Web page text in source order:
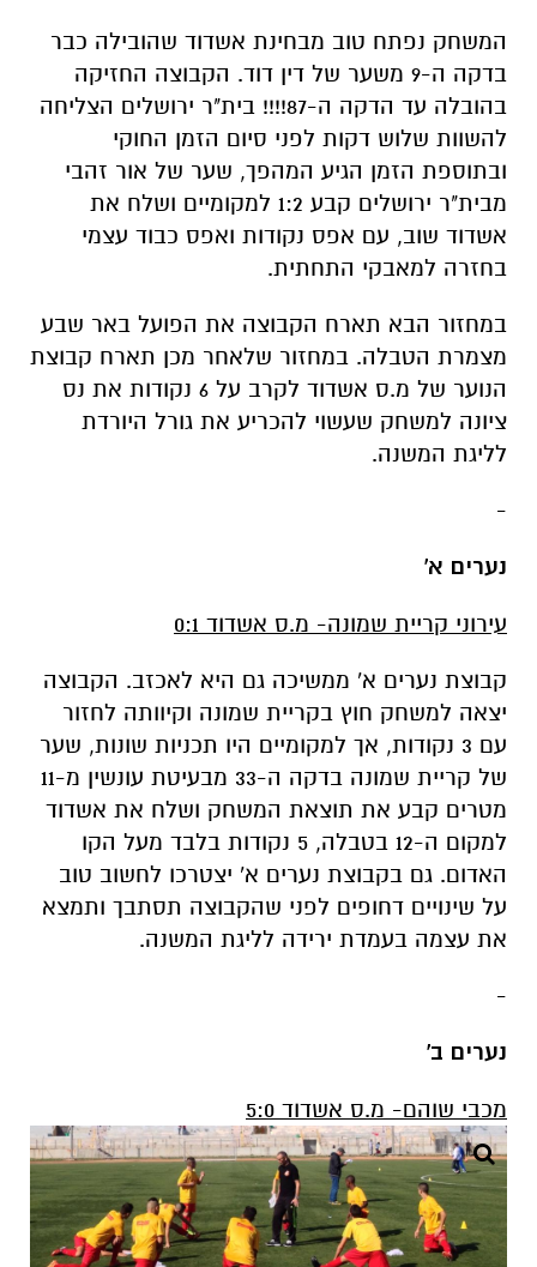
המשחק נפתח טוב מבחינת אשדוד שהובילה כבר
בדקה ה-9 משער של דין דוד. הקבוצה החזיקה
בהובלה עד הדקה ה-87!!!! בית"ר ירושלים הצליחה
להשוות שלוש דקות לפני סיום הזמן החוקי
ובתוספת הזמן הגיע המהפך, שער של אור זהבי
מבית"ר ירושלים קבע 1:2 למקומיים ושלח את
אשדוד שוב, עם אפס נקודות ואפס כבוד עצמי
בחזרה למאבקי התחתית.
במחזור הבא תארח הקבוצה את הפועל באר שבע
מצמרת הטבלה. במחזור שלאחר מכן תארח קבוצת
הנוער של מ.ס אשדוד לקרב על 6 נקודות את נס
ציונה למשחק שעשוי להכריע את גורל היורדת
לליגת המשנה.
-
נערים א'
עירוני קריית שמונה- מ.ס אשדוד 0:1
קבוצת נערים א' ממשיכה גם היא לאכזב. הקבוצה
יצאה למשחק חוץ בקריית שמונה וקיוותה לחזור
עם 3 נקודות, אך למקומיים היו תכניות שונות, שער
של קריית שמונה בדקה ה-33 מבעיטת עונשין מ-11
מטרים קבע את תוצאת המשחק ושלח את אשדוד
למקום ה-12 בטבלה, 5 נקודות בלבד מעל הקו
האדום. גם בקבוצת נערים א' יצטרכו לחשוב טוב
על שינויים דחופים לפני שהקבוצה תסתבך ותמצא
את עצמה בעמדת ירידה לליגת המשנה.
-
נערים ב'
מכבי שוהם- מ.ס אשדוד 5:0